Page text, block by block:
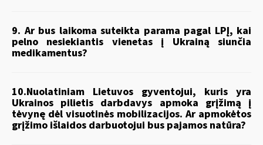
9. Ar bus laikoma suteikta parama pagal LPĮ, kai
pelno nesiekiantis vienetas į Ukrainą siunčia
medikamentus?
10.Nuolatiniam Lietuvos gyventojui, kuris yra
Ukrainos pilietis darbdavys apmoka grįžimą į
tėvynę dėl visuotinės mobilizacijos. Ar apmokėtos
grįžimo išlaidos darbuotojui bus pajamos natūra?